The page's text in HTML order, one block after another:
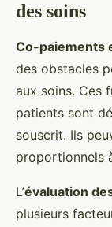
des soins
Co-paiements
des obstacles
aux soins. Ces
patients sont
souscrit. Ils
proportionnels
L’évaluation
plusieurs